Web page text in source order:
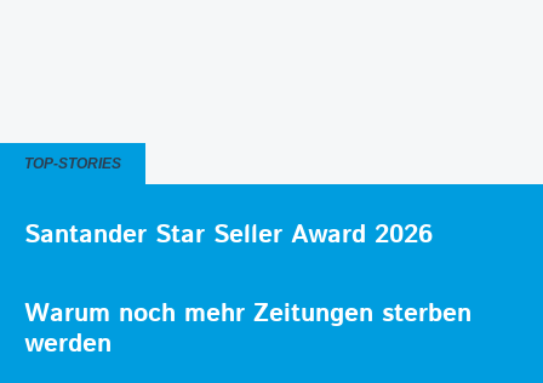
TOP-STORIES
Santander Star Seller Award 2026
Warum noch mehr Zeitungen sterben
werden